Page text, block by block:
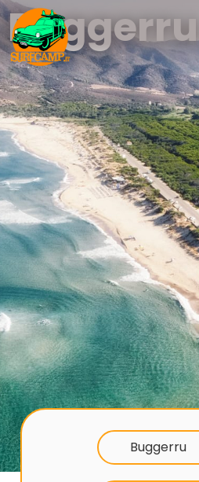
Buggerru
Buggerru